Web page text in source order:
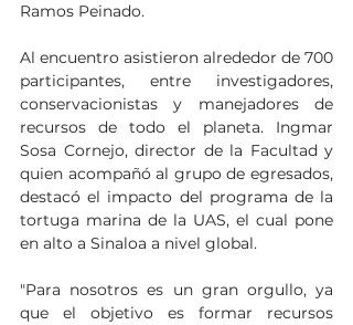
Ramos Peinado.
Al encuentro asistieron alrededor de 700
participantes, entre investigadores,
conservacionistas y manejadores de
recursos de todo el planeta. Ingmar
Sosa Cornejo, director de la Facultad y
quien acompañó al grupo de egresados,
destacó el impacto del programa de la
tortuga marina de la UAS, el cual pone
en alto a Sinaloa a nivel global.
"Para nosotros es un gran orgullo, ya
que el objetivo es formar recursos